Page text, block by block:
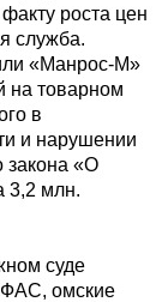
роста цен
служба.
«Манрос-М»
на товарном
в
и нарушении
закона «О
3,2 млн.
суде
ФАС, омские